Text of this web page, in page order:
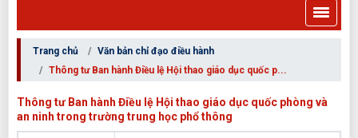
Trang chủ
Văn bản chỉ đạo điều hành
Thông tư Ban hành Điều lệ Hội thao giáo dục quốc p...
Thông tư Ban hành Điều lệ Hội thao giáo dục quốc phòng và
an ninh trong trường trung học phổ thông